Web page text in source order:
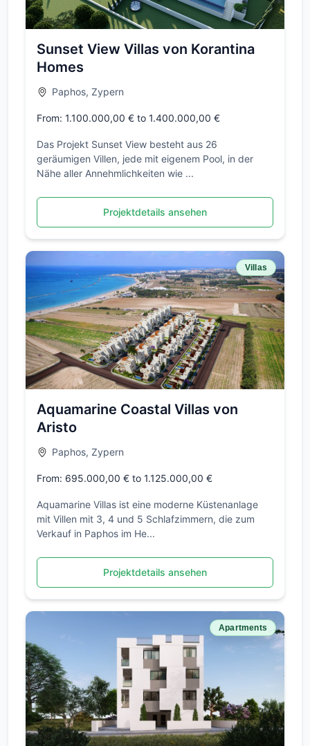
Sunset View Villas von Korantina
Homes
Paphos, Zypern
From: 1.100.000,00 € to 1.400.000,00 €
Das Projekt Sunset View besteht aus 26
geräumigen Villen, jede mit eigenem Pool, in der
Nähe aller Annehmlichkeiten wie ...
Projektdetails ansehen
Villas
Aquamarine Coastal Villas von
Aristo
Paphos, Zypern
From: 695.000,00 € to 1.125.000,00 €
Aquamarine Villas ist eine moderne Küstenanlage
mit Villen mit 3, 4 und 5 Schlafzimmern, die zum
Verkauf in Paphos im He...
Projektdetails ansehen
Apartments